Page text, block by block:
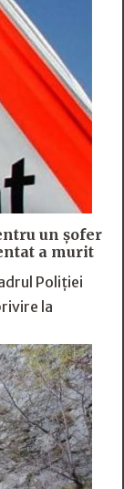
un șofer
a murit
Poliției
la